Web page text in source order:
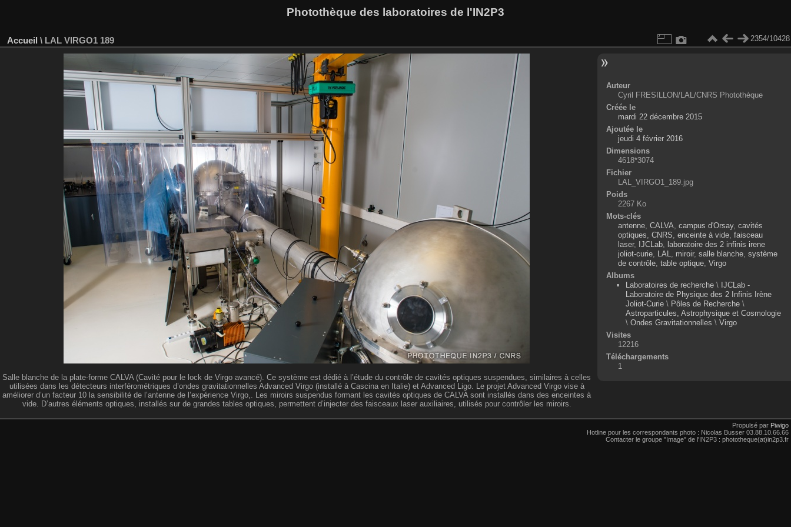
Photothèque des laboratoires de l'IN2P3
Accueil \ LAL VIRGO1 189 2354/10428
Salle blanche de la plate-forme CALVA (Cavité pour le lock de Virgo avancé). Ce système est dédié à l’étude du contrôle de cavités optiques suspendues, similaires à celles
utilisées dans les détecteurs interférométriques d’ondes gravitationnelles Advanced Virgo (installé à Cascina en Italie) et Advanced Ligo. Le projet Advanced Virgo vise à
améliorer d’un facteur 10 la sensibilité de l’antenne de l’expérience Virgo,. Les miroirs suspendus formant les cavités optiques de CALVA sont installés dans des enceintes à
vide. D’autres éléments optiques, installés sur de grandes tables optiques, permettent d’injecter des faisceaux laser auxiliaires, utilisés pour contrôler les miroirs.
Auteur
Cyril FRESILLON/LAL/CNRS Photothèque
Créée le
mardi 22 décembre 2015
Ajoutée le
jeudi 4 février 2016
Dimensions
4618*3074
Fichier
LAL_VIRGO1_189.jpg
Poids
2267 Ko
Mots-clés
antenne, CALVA campus d'Orsay, cavités
optiques CNRS enceinte à vide, faisceau
laser, IJCLab,
laboratoire des 2 infinis irene
joliot-curie, LAL miroir, salle blanche, système
de contrôle, table optique, Virgo
Albums
Laboratoires de recherche\ IJCLab -
Laboratoire de Physique des 2 Infinis Irène
Joliot-Curie\ Pôles de Recherche\
Astroparticules, Astrophysique et Cosmologie
\ Ondes Gravitationnelles \ Virgo
Visites
12216
Téléchargements
1
Propulsé par Piwigo
Hotline pour les correspondants photo : Nicolas Busser 03.88.10.66.66
Contacter le groupe "Image" de l'IN2P3 : phototheque(at)in2p3.fr